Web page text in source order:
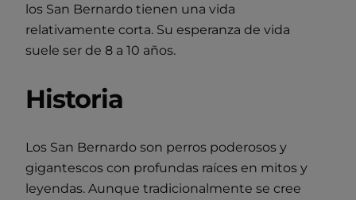
los San Bernardo tienen una vida
relativamente corta. Su esperanza de vida
suele ser de 8 a 10 años.
Historia
Los San Bernardo son perros poderosos y
gigantescos con profundas raíces en mitos y
leyendas. Aunque tradicionalmente se cree